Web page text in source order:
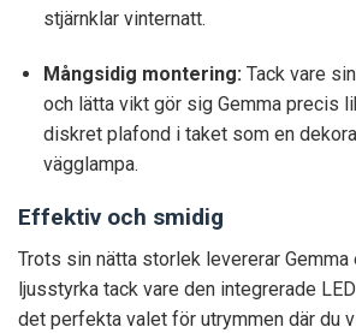
stjärnklar vinternatt.
Mångsidig montering: Tack vare
och lätta vikt gör sig Gemma precis
diskret plafond i taket som en
vägglampa.
Effektiv och smidig
Trots sin nätta storlek levererar Gemma
ljusstyrka tack vare den integrerade
det perfekta valet för utrymmen där du